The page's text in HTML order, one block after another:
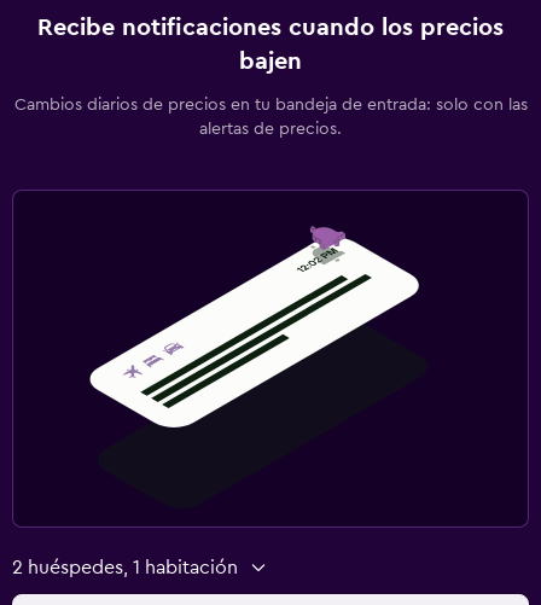
Recibe notificaciones cuando los precios
bajen
Cambios diarios de precios en tu bandeja de entrada: solo con las
alertas de precios.
2 huéspedes, 1 habitación